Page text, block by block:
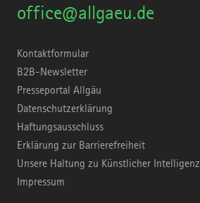
office@allgaeu.de
Kontaktformular
B2B-Newsletter
Presseportal Allgäu
Datenschutzerklärung
Haftungsausschluss
Erklärung zur Barrierefreiheit
Unsere Haltung zu Künstlicher Intelligenz
Impressum